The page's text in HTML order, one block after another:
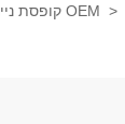
קופסת נייר OEM >